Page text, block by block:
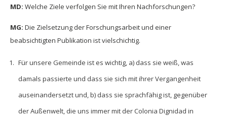
MD: Welche Ziele verfolgen Sie mit Ihren Nachforschungen?
MG: Die Zielsetzung der Forschungsarbeit und einer
beabsichtigten Publikation ist vielschichtig.
Für unsere Gemeinde ist es wichtig, a) dass sie weiß, was
damals passierte und dass sie sich mit ihrer Vergangenheit
auseinandersetzt und, b) dass sie sprachfähig ist, gegenüber
der Außenwelt, die uns immer mit der Colonia Dignidad in